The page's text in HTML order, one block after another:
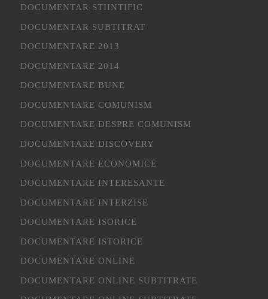
DOCUMENTAR STIINTIFIC
DOCUMENTAR SUBTITRAT
DOCUMENTARE 2013
DOCUMENTARE 2014
DOCUMENTARE BUNE
DOCUMENTARE COMUNISM
DOCUMENTARE DESPRE COMUNISM
DOCUMENTARE DISCOVERY
DOCUMENTARE ECONOMICE
DOCUMENTARE INTERESANTE
DOCUMENTARE INTERZISE
DOCUMENTARE ISORICE
DOCUMENTARE ISTORICE
DOCUMENTARE ONLINE
DOCUMENTARE ONLINE SUBTITRATE